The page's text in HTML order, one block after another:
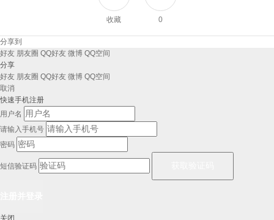
收藏 0
分享到
好友 朋友圈 QQ好友 微博 QQ空间
分享
好友 朋友圈 QQ好友 微博 QQ空间
取消
快速手机注册
用户名
请输入手机号
密码
短信验证码
关闭